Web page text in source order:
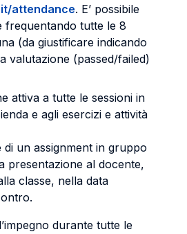
attendance. E’ possibile
frequentando tutte le 8
(da giustificare indicando
valutazione (passed/failed)
attiva a tutte le sessioni in
e agli esercizi e attività
di un assignment in gruppo
presentazione al docente,
classe, nella data
durante tutte le